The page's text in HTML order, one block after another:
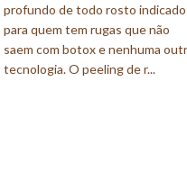
profundo de todo rosto indicado
para quem tem rugas que não
saem com botox e nenhuma
tecnologia. O peeling de r...